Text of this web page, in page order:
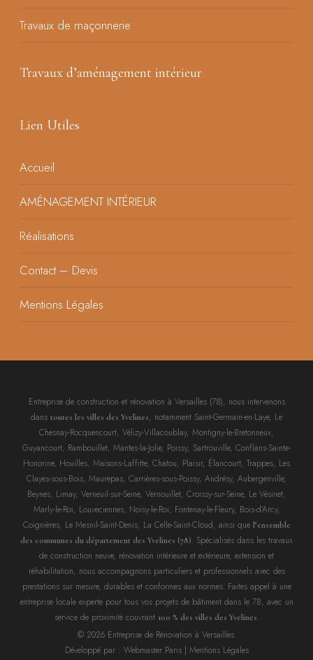
Travaux de maçonnerie
Travaux d’aménagement intérieur
Lien Utiles
Accueil
AMÉNAGEMENT INTÉRIEUR
Réalisations
Contact – Devis
Mentions Légales
Entreprise de construction et rénovation à Versailles (78), nous intervenons
dans toutes les villes des Yvelines, notamment Saint-Germain-en-Laye, Le
Chesnay-Rocquencourt, Vélizy-Villacoublay, Montigny-le-Bretonneux,
Guyancourt, Rambouillet, Mantes-la-Jolie, Poissy, Sartrouville, Conflans-Sainte-
Honorine, Houilles, Maisons-Laffitte, Chatou, Plaisir, Élancourt, Trappes, Les
Clayes-sous-Bois, Maurepas, Carrières-sous-Poissy, Andrésy, Aubergenville,
Beynes, Limay, Verneuil-sur-Seine, Vernouillet, Croissy-sur-Seine, Le Vésinet,
Marly-le-Roi, Louveciennes, Noisy-le-Roi, Fontenay-le-Fleury, Bois-d’Arcy,
Coignières, Le Mesnil-Saint-Denis, La Celle-Saint-Cloud, ainsi que l’ensemble
des communes du département des Yvelines (78). Spécialisés dans les travaux
de construction neuve, rénovation intérieure et extérieure, extension et
réhabilitation, nous accompagnons particuliers et professionnels avec des
prestations sur mesure, durables et conformes aux normes. Faites appel à une
entreprise locale experte pour tous vos projets de bâtiment dans le 78, avec un
service de proximité couvrant 100 % des villes des Yvelines.
© 2026 Entreprise de Rénovation à Versailles.
Développé par : Webmaster Paris| Mentions Légales